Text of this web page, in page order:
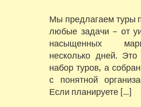
Мы предлагаем туры
любые задачи – от
насыщенных
несколько дней.
набор туров, а
с понятной
Если планируете […]